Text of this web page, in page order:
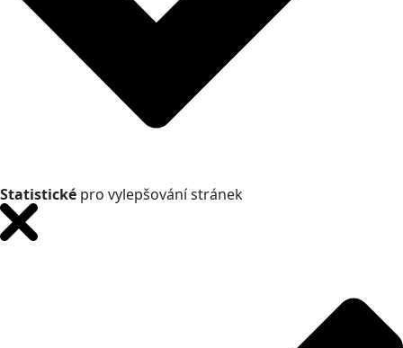
Statistické pro vylepšování stránek